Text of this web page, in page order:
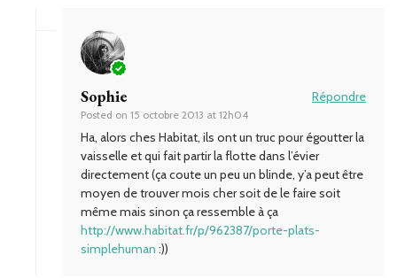
Sophie
Posted on 15 octobre 2013 at 12h04
Répondre
Ha, alors ches Habitat, ils ont un truc pour égoutter la
vaisselle et qui fait partir la flotte dans l’évier
directement (ça coute un peu un blinde, y’a peut être
moyen de trouver mois cher soit de le faire soit
même mais sinon ça ressemble à ça
http://www.habitat.fr/p/962387/porte-plats-
simplehuman :))